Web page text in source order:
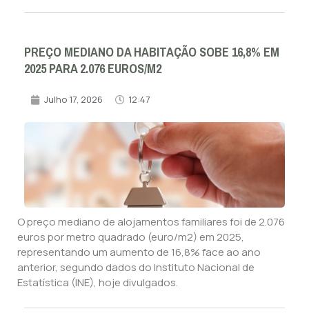
PREÇO MEDIANO DA HABITAÇÃO SOBE 16,8% EM
2025 PARA 2.076 EUROS/M2
Julho 17, 2026 12:47
O preço mediano de alojamentos familiares foi de 2.076
euros por metro quadrado (euro/m2) em 2025,
representando um aumento de 16,8% face ao ano
anterior, segundo dados do Instituto Nacional de
Estatística (INE), hoje divulgados.